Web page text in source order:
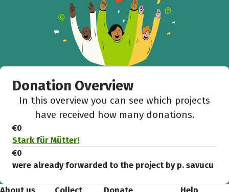
Donation Overview
In this overview you can see which projects
have received how many donations.
€0
Stark für Mütter!
€0
were already forwarded to the project by p. savucu